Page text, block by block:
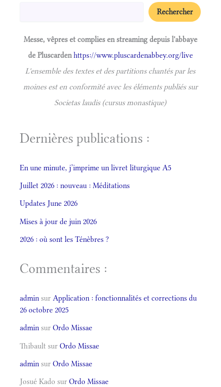
Rechercher
Messe, vêpres et complies en streaming depuis l'abbaye
de Pluscardenhttps://www.pluscardenabbey.org/live
L'ensemble des textes et des partitions chantés par les
moines est en conformité avec les éléments publiés sur
Societas laudis (cursus monastique)
Dernières publications :
En une minute, j’imprime un livret liturgique A5
Juillet 2026 : nouveau : Méditations
Updates June 2026
Mises à jour de juin 2026
2026 : où sont les Ténèbres ?
Commentaires :
admin sur Application : fonctionnalités et corrections du
26 octobre 2025
admin sur Ordo Missae
Thibault sur Ordo Missae
admin sur Ordo Missae
Josué Kado sur Ordo Missae